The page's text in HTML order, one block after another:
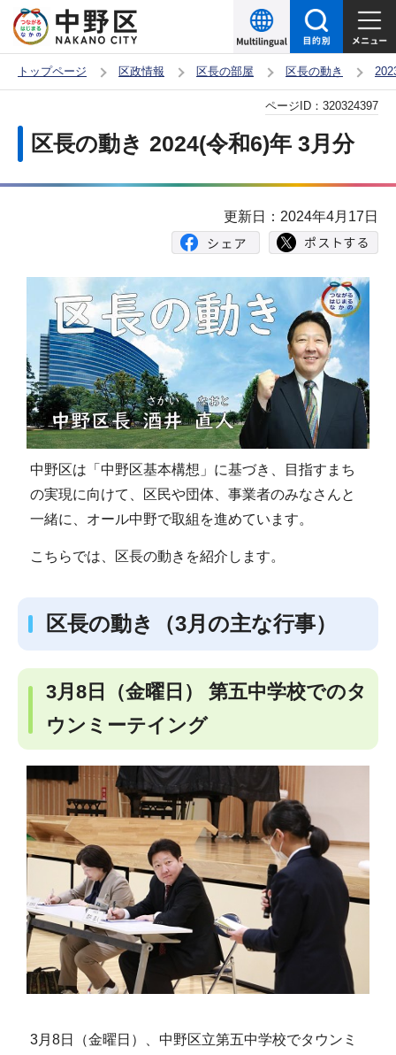
の
ー
頭
トップページ 区政情報 区長の部屋 区長の動き
区長の動き 2024(令和6)年 3月分
ページID： 320324397
更新日：2024年4月17日
中野区は「中野区基本構想」に基づき、目指すまち
の実現に向けて、区民や団体、事業者のみなさんと
一緒に、オール中野で取組を進めています。
こちらでは、区長の動きを紹介します。
区長の動き（3月の主な行事）
3月8日（金曜日） 第五中学校でのタ
ウンミーテイング
3月8日（金曜日）、中野区立第五中学校でタウンミ